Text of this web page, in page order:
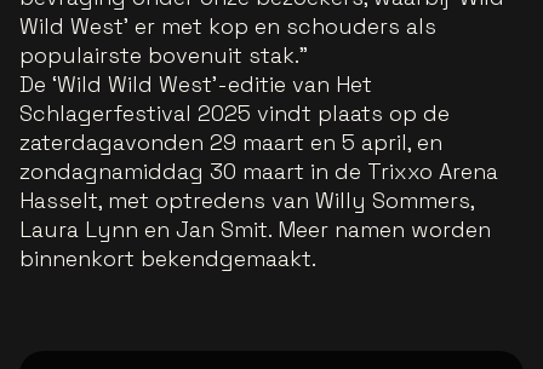
Wild West’ er met kop en schouders als
populairste bovenuit stak.”
De ‘Wild Wild West’-editie van Het
Schlagerfestival 2025 vindt plaats op de
zaterdagavonden 29 maart en 5 april, en
zondagnamiddag 30 maart in de Trixxo Arena
Hasselt, met optredens van Willy Sommers,
Laura Lynn en Jan Smit. Meer namen worden
binnenkort bekendgemaakt.